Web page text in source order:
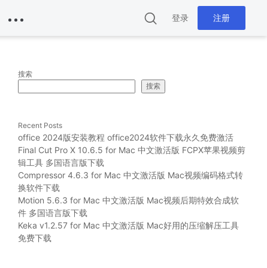
登录 注册
搜索
搜索
Recent Posts
office 2024版安装教程 office2024软件下载永久免费激活
Final Cut Pro X 10.6.5 for Mac 中文激活版 FCPX苹果视频剪
辑工具 多国语言版下载
Compressor 4.6.3 for Mac 中文激活版 Mac视频编码格式转
换软件下载
Motion 5.6.3 for Mac 中文激活版 Mac视频后期特效合成软
件 多国语言版下载
Keka v1.2.57 for Mac 中文激活版 Mac好用的压缩解压工具
免费下载